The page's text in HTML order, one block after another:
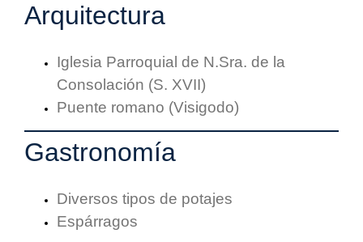
Arquitectura
Iglesia Parroquial de N.Sra. de la
Consolación (S. XVII)
Puente romano (Visigodo)
Gastronomía
Diversos tipos de potajes
Espárragos